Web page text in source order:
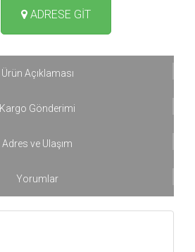
ADRESE GİT
Ürün Açıklaması
Kargo Gönderimi
Adres ve Ulaşım
Yorumlar